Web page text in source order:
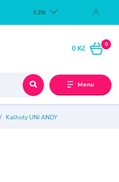
Menu
CZK
0
0 Kč
Kalhoty UNI ANDY